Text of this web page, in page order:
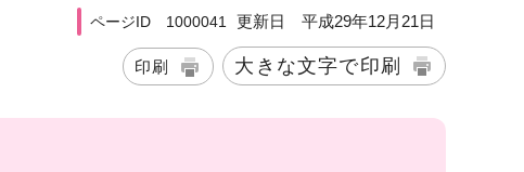
ページID 1000041 更新日 平成29年12月21日
印刷 大きな文字で印刷